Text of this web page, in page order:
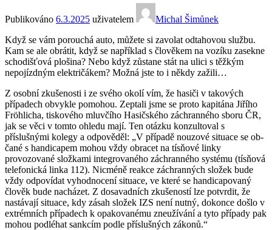
Publikováno 6.3.2025 uživatelem
Michal Šimůnek
Když se vám porouchá auto, můžete si zavolat odtahovou službu.
Kam se ale obrátit, když se například s člověkem na vozíku zasekne
schodišťová plošina? Nebo když zůstane stát na ulici s těžkým
nepojízdným električákem? Možná jste to i někdy zažili…
Z osobní zkušenosti i ze svého okolí vím, že hasiči v takových
případech obvykle pomohou. Zeptali jsme se proto kapitána Jiřího
Fröhlicha, tisko­vého mluvčího Hasičského záchran­ného sboru ČR,
jak se věci v tomto ohledu mají. Ten otázku konzultoval s
příslušnými kolegy a odpověděl: „V případě nouzové situace se ob­
čané s handicapem mohou vždy ob­racet na tísňové linky
provozované složkami integrovaného záchranné­ho systému (tísňová
telefonická linka 112). Nic­méně reakce záchranných složek bude
vždy odpovídat vyhodnocení situace, ve které se handicapova­ný
člověk bude nacházet. Z dosa­vadních zkušeností lze potvrdit, že
nastávají situace, kdy zásah složek IZS není nutný, dokonce došlo v
ex­trémních případech k opakovanému zneužívání a tyto případy pak
mohou podléhat sankcím podle příslušných zákonů.“